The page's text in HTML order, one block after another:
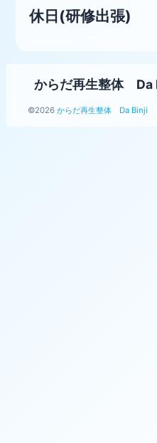
休日(研修出張)
からだ再生整体 Da
©2026 からだ再生整体 Da Binji